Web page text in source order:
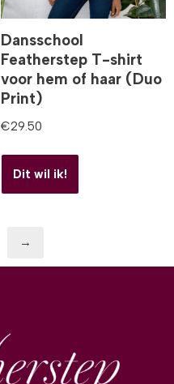
Dansschool
Featherstep T-shirt
voor hem of haar (Duo
Print)
€29.50
Dit wil ik!
→